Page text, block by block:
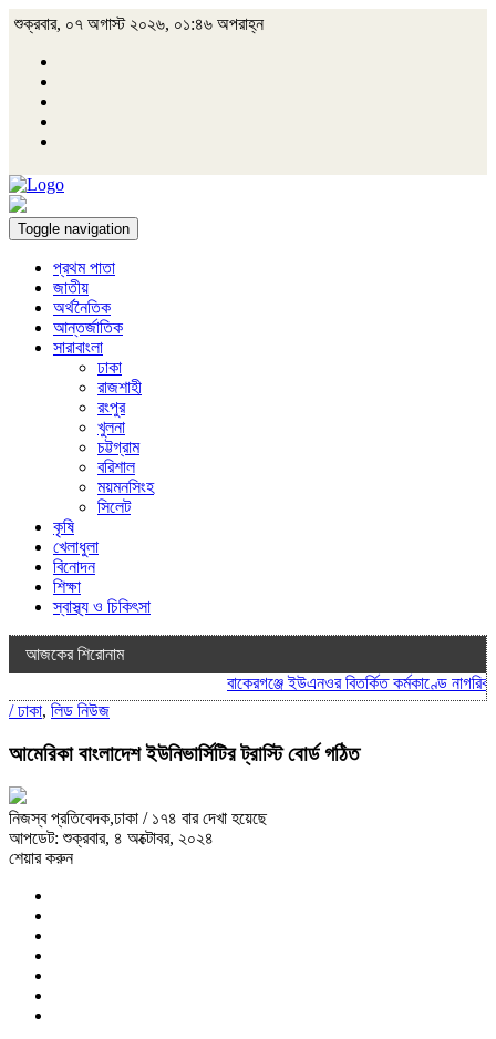
শুক্রবার, ০৭ অগাস্ট ২০২৬, ০১:৪৬ অপরাহ্ন
Toggle navigation
প্রথম পাতা
জাতীয়
অর্থনৈতিক
আন্তর্জাতিক
সারাবাংলা
ঢাকা
রাজশাহী
রংপুর
খুলনা
চট্টগ্রাম
বরিশাল
ময়মনসিংহ
সিলেট
কৃষি
খেলাধুলা
বিনোদন
শিক্ষা
স্বাস্থ্য ও চিকিৎসা
আজকের শিরোনাম
বাকেরগঞ্জে ইউএনওর বিতর্কিত কর্মকাণ্ডে নাগরিক
/ঢাকা, লিড নিউজ
আমেরিকা বাংলাদেশ ইউনিভার্সিটির ট্রাস্টি বোর্ড গঠিত
নিজস্ব প্রতিবেদক,ঢাকা / ১৭৪ বার দেখা হয়েছে
আপডেট: শুক্রবার, ৪ অক্টোবর, ২০২৪
শেয়ার করুন